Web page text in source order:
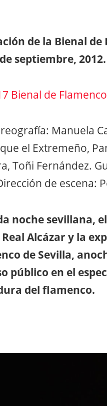
de la Bienal de
septiembre,
Bienal de
Manuela
el Extremeño,
Toñi Fernández.
de escena:
noche sevillana,
Alcázar y la
de Sevilla,
público en el
del flamenco.